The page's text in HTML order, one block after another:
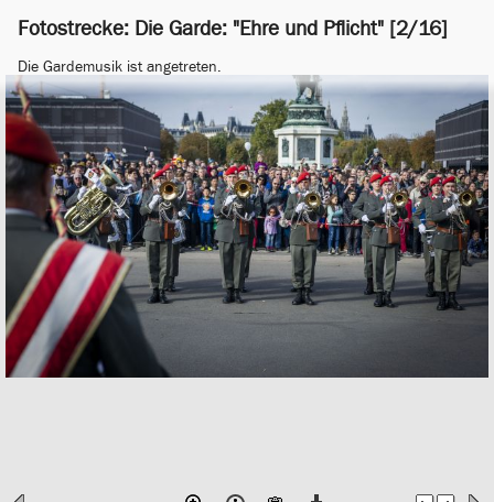
Fotostrecke: Die Garde: "Ehre und Pflicht" [2/16]
Die Gardemusik ist angetreten.